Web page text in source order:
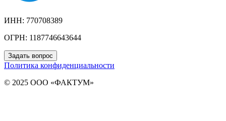
ИНН: 770708389
ОГРН: 1187746643644
Задать вопрос
Политика конфиденциальности
© 2025 ООО «ФАКТУМ»